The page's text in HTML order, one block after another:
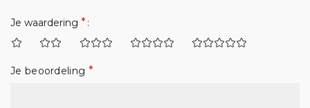
Je waardering *
Je beoordeling *